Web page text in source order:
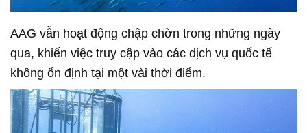
AAG vẫn hoạt động chập chờn trong những ngày
qua, khiến việc truy cập vào các dịch vụ quốc tế
không ổn định tại một vài thời điểm.